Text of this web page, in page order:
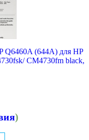
Q6460A (644A) для HP
CM4730fm black,
)